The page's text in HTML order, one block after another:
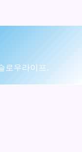
로우라이프.